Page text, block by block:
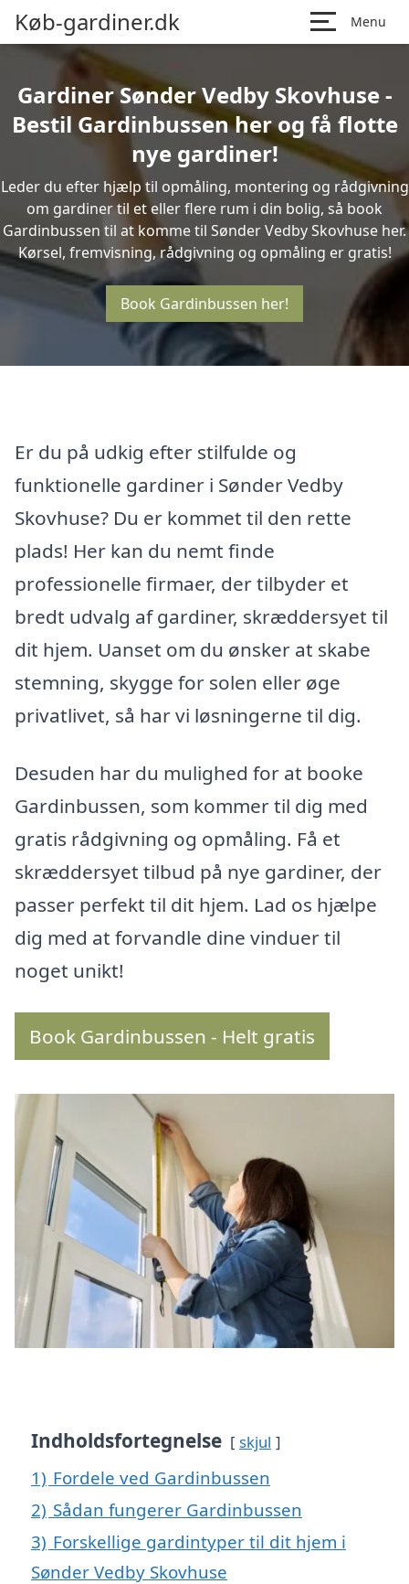
Køb-gardiner.dk Menu
Gardiner Sønder Vedby Skovhuse -
Bestil Gardinbussen her og få flotte
nye gardiner!
Leder du efter hjælp til opmåling, montering og rådgivning
om gardiner til et eller flere rum i din bolig, så book
Gardinbussen til at komme til Sønder Vedby Skovhuse her.
Kørsel, fremvisning, rådgivning og opmåling er gratis!
Book Gardinbussen her!
Er du på udkig efter stilfulde og
funktionelle gardiner i Sønder Vedby
Skovhuse? Du er kommet til den rette
plads! Her kan du nemt finde
professionelle firmaer, der tilbyder et
bredt udvalg af gardiner, skræddersyet til
dit hjem. Uanset om du ønsker at skabe
stemning, skygge for solen eller øge
privatlivet, så har vi løsningerne til dig.
Desuden har du mulighed for at booke
Gardinbussen, som kommer til dig med
gratis rådgivning og opmåling. Få et
skræddersyet tilbud på nye gardiner, der
passer perfekt til dit hjem. Lad os hjælpe
dig med at forvandle dine vinduer til
noget unikt!
Book Gardinbussen - Helt gratis
Indholdsfortegnelse skjul
1) Fordele ved Gardinbussen
2) Sådan fungerer Gardinbussen
3) Forskellige gardintyper til dit hjem i
Sønder Vedby Skovhuse